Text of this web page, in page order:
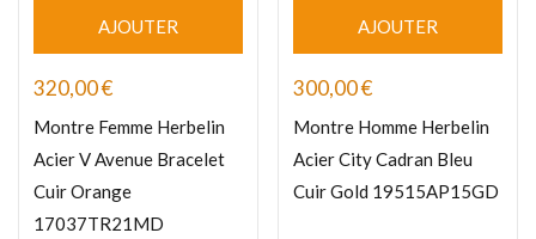
AJOUTER
320,00€
Montre Femme Herbelin
Acier V Avenue Bracelet
Cuir Orange
17037TR21MD
AJOUTER
300,00€
Montre Homme Herbelin
Acier City Cadran Bleu
Cuir Gold 19515AP15GD